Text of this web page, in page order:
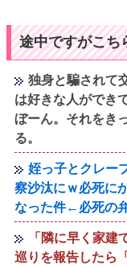
途中ですがこ
独身と騙されて
は好きな人ができ
ぼーん。それをき
る。
姪っ子とクレー
察沙汰にｗ必死に
なった件←必死の
「隣に早く家
巡りを報告したら